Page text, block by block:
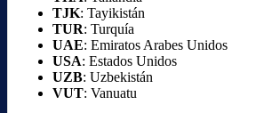
TJK: Tayikistán
TUR: Turquía
UAE: Emiratos Arabes Unidos
USA: Estados Unidos
UZB: Uzbekistán
VUT: Vanuatu